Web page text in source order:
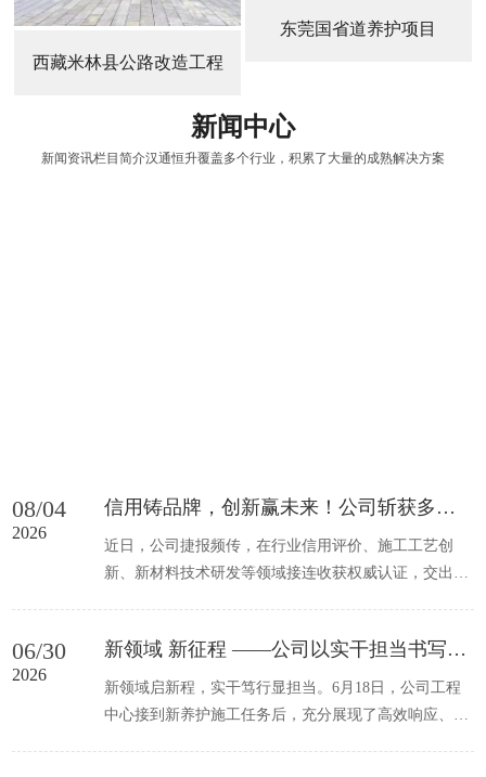
西藏米林县公路改造工程
东莞国省道养护项目
新闻中心
新闻资讯栏目简介汉通恒升覆盖多个行业，积累了大量的成熟解决方案
08/04
2026
信用铸品牌，创新赢未来！公司斩获多项重磅荣誉
近日，公司捷报频传，在行业信用评价、施工工艺创
新、新材料技术研发等领域接连收获权威认证，交出亮
06/30
2026
新领域 新征程 ——公司以实干担当书写养护新篇
新领域启新程，实干笃行显担当。6月18日，公司工程
中心接到新养护施工任务后，充分展现了高效响应、闻